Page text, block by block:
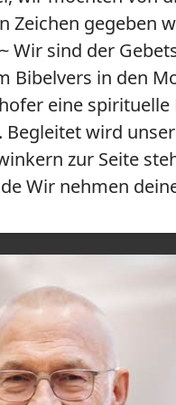
Zeichen gegeben
Wir sind der
Bibelvers in den
eine
Begleitet wird
zur Seite
Wir nehmen